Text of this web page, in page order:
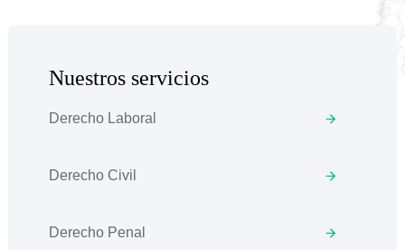
Nuestros servicios
Derecho Laboral
Derecho Civil
Derecho Penal